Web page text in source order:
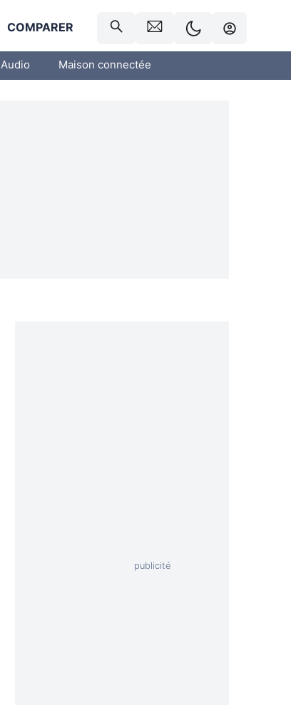
COMPARER
Audio Maison connectée